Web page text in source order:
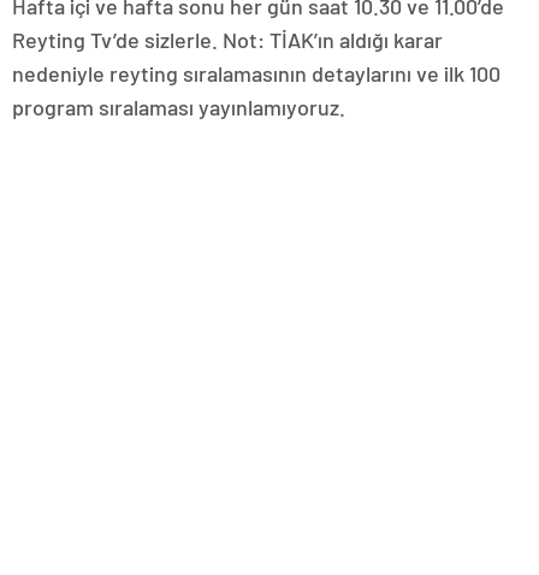
Hafta içi ve hafta sonu her gün saat 10.30 ve 11.00’de
Reyting Tv’de sizlerle. Not: TİAK’ın aldığı karar
nedeniyle reyting sıralamasının detaylarını ve ilk 100
program sıralaması yayınlamıyoruz.